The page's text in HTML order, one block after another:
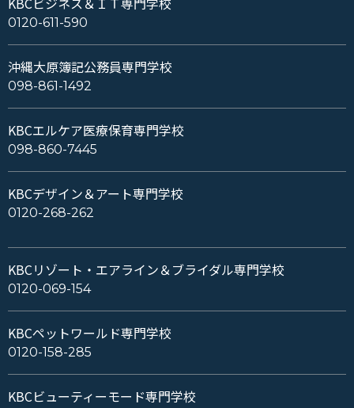
0120-611-590
沖縄大原簿記公務員専門学校
098-861-1492
KBCエルケア医療保育専門学校
098-860-7445
KBCデザイン＆アート専門学校
0120-268-262
KBCリゾート・エアライン＆ブライダル専門学校
0120-069-154
KBCペットワールド専門学校
0120-158-285
KBCビューティーモード専門学校